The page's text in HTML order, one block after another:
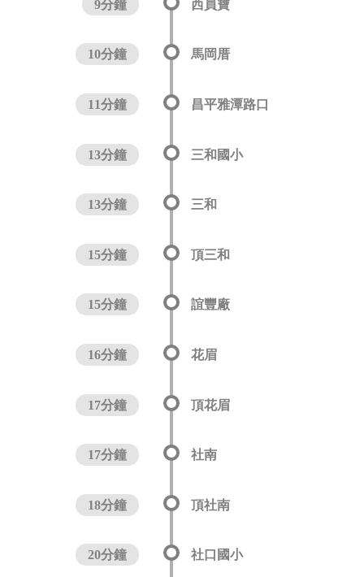
9分鐘 西員寶
10分鐘 馬岡厝
11分鐘 昌平雅潭路口
13分鐘 三和國小
13分鐘 三和
15分鐘 頂三和
15分鐘 誼豐廠
16分鐘 花眉
17分鐘 頂花眉
17分鐘 社南
18分鐘 頂社南
20分鐘 社口國小